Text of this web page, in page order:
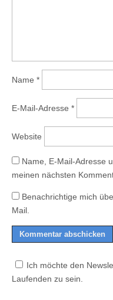
Name *
E-Mail-Adresse *
Website
Name, E-Mail-Adresse
meinen nächsten
Benachrichtige mich
Mail.
Ich möchte den
Laufenden zu sein.